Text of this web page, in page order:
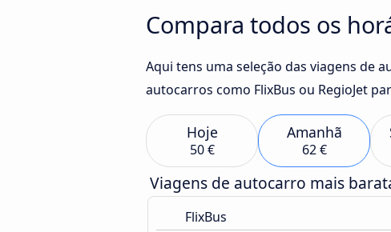
Compara todos os
Aqui tens uma seleção das viagens de
autocarros como FlixBus ou RegioJet
Hoje
50 €
Amanhã
62 €
Viagens de autocarro mais
FlixBus